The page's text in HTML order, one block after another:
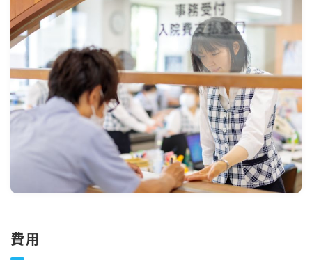
費用